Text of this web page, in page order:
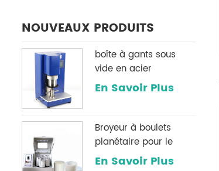
NOUVEAUX PRODUITS
boîte à gants sous
vide en acier
inoxydable h2o & O2
purification
En Savoir Plus
Broyeur à boulets
planétaire pour le
broyage de poudre
En Savoir Plus